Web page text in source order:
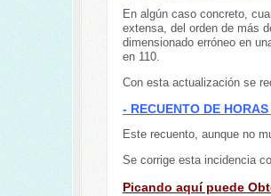
En algún caso concreto,
extensa, del orden de más
dimensionado erróneo en
en 110.
Con esta actualización se
- RECUENTO DE
Este recuento, aunque no
Se corrige esta incidencia
Picando aquí puede